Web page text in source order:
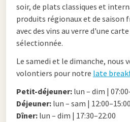
soir, de plats classiques et
produits régionaux et de saison
avec des vins au verre d'une
sélectionnée.
Le samedi et le dimanche, nous
volontiers pour notre late
Petit-déjeuner: lun – dim |
Déjeuner: lun – sam | 12:00–15:00
Dîner: lun – dim | 17:30–22:00